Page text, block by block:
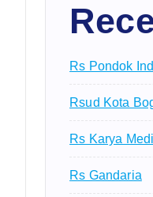
Rs Pondok
Rsud Kota
Rs Karya
Rs Gandaria